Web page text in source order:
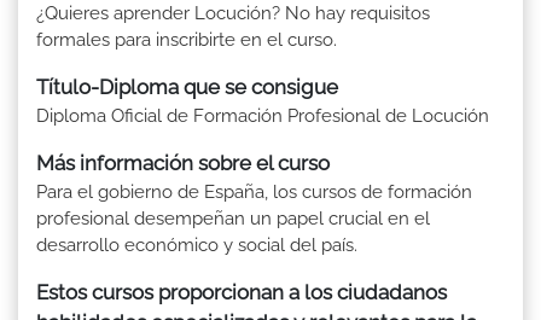
¿Quieres aprender Locución? No hay requisitos
formales para inscribirte en el curso.
Título-Diploma que se consigue
Diploma Oficial de Formación Profesional de Locución
Más información sobre el curso
Para el gobierno de España, los cursos de formación
profesional desempeñan un papel crucial en el
desarrollo económico y social del país.
Estos cursos proporcionan a los ciudadanos